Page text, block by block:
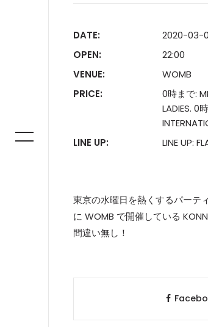
DATE:
2020-03-
OPEN:
22:00
VENUE:
WOMB
PRICE:
0時まで:
LADIES. 0
LINE UP:
LINE UP:
東京の水曜日を熱くするパーテ
に WOMB で開催している
間違い無し！